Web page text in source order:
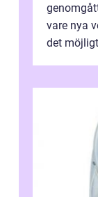
vare nya
det